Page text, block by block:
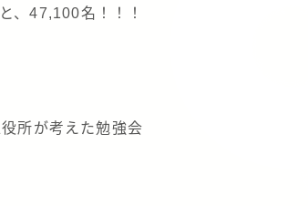
、47,100名！！！
所が考えた勉強会